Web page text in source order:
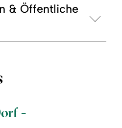
& Öffentliche
-